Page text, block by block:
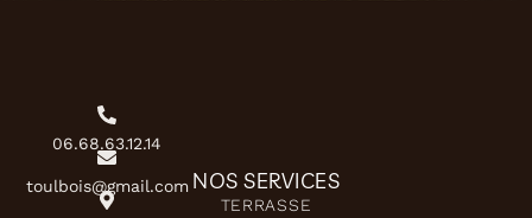
NOS SERVICES
TERRASSE
06.68.63.12.14
toulbois@gmail.com